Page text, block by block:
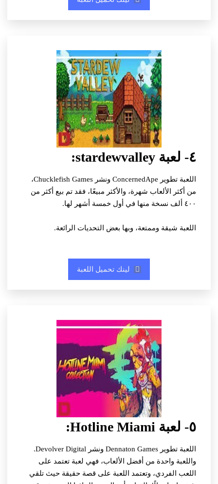
٤- لعبة stardewvalley:
اللعبة تطوير ConcernedApe ونشر Chucklefish Games،
من أكثر الألعاب شهرة، والأكثر مبيعًا، فقد تم بيع أكثر من
٤٠٠ ألف نسخة منها في أول خمسة أشهر لها.
اللعبة شيقة وممتعة، وبها بعض التحديات الرائعة.
لينك تحميل اللعبة
٥- لعبة Hotline Miami:
اللعبة تطوير Dennaton Games ونشر Devolver Digital.
واللعبة واحدة من أفضل الألعاب، فهي لعبة تعتمد على
اللعب الفردي، وتعتمد اللعبة على قصة حقيقة حيث تلقي